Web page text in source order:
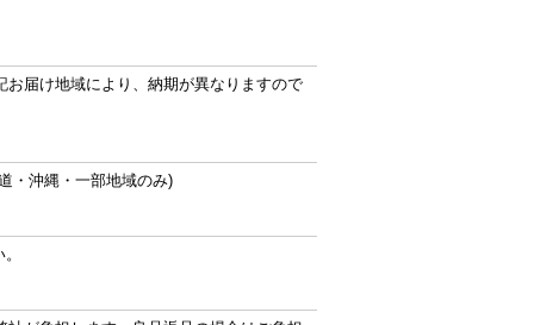
届け地域により、納期が異なりますので
・沖縄・一部地域のみ)